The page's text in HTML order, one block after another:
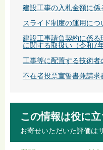
建設工事の入札金額に係
スライド制度の運用につ
建設工事請負契約に係
に関する取扱い（令和7
工事等に配置する技術
不在者投票宣誓書兼請求
この情報は役に
お寄せいただいた評価は